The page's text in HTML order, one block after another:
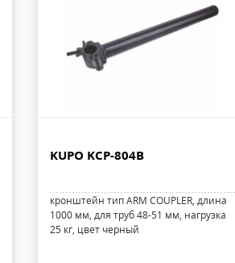
KUPO KCP-804B
кронштейн тип ARM COUPLER, длина
1000 мм, для труб 48-51 мм, нагрузка
25 кг, цвет черный